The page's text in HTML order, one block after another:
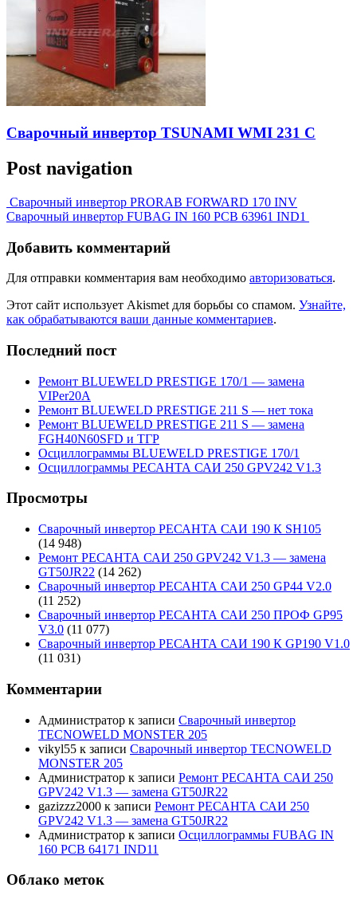
Сварочный инвертор TSUNAMI WMI 231 C
Post navigation
Сварочный инвертор PRORAB FORWARD 170 INV
Сварочный инвертор FUBAG IN 160 PCB 63961 IND1
Добавить комментарий
Для отправки комментария вам необходимо авторизоваться.
Этот сайт использует Akismet для борьбы со спамом. Узнайте,
как обрабатываются ваши данные комментариев.
Последний пост
Ремонт BLUEWELD PRESTIGE 170/1 — замена
VIPer20A
Ремонт BLUEWELD PRESTIGE 211 S — нет тока
Ремонт BLUEWELD PRESTIGE 211 S — замена
FGH40N60SFD и ТГР
Осциллограммы BLUEWELD PRESTIGE 170/1
Осциллограммы РЕСАНТА САИ 250 GPV242 V1.3
Просмотры
Сварочный инвертор РЕСАНТА САИ 190 К SH105
(14 948)
Ремонт РЕСАНТА САИ 250 GPV242 V1.3 — замена
GT50JR22 (14 262)
Сварочный инвертор РЕСАНТА САИ 250 GP44 V2.0
(11 252)
Сварочный инвертор РЕСАНТА САИ 250 ПРОФ GP95
V3.0 (11 077)
Сварочный инвертор РЕСАНТА САИ 190 К GP190 V1.0
(11 031)
Комментарии
Администратор к записи Сварочный инвертор
TECNOWELD MONSTER 205
vikyl55 к записи Сварочный инвертор TECNOWELD
MONSTER 205
Администратор к записи Ремонт РЕСАНТА САИ 250
GPV242 V1.3 — замена GT50JR22
gazizzz2000 к записи Ремонт РЕСАНТА САИ 250
GPV242 V1.3 — замена GT50JR22
Администратор к записи Осциллограммы FUBAG IN
160 PCB 64171 IND11
Облако меток